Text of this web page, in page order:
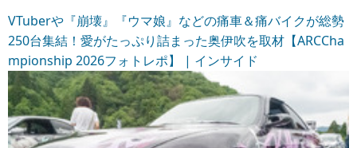
VTuberや『崩壊』『ウマ娘』などの痛車＆痛バイクが総勢
250台集結！愛がたっぷり詰まった奥伊吹を取材【ARCCha
mpionship 2026フォトレポ】 | インサイド